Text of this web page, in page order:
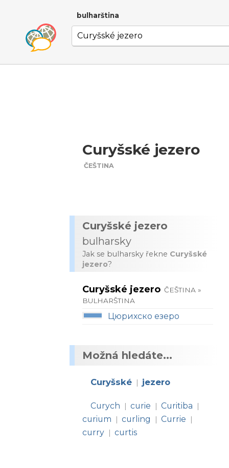
bulharština
Curyšské jezero
ČEŠTINA
Curyšské jezero
bulharsky
Jak se bulharsky řekne Curyšské
jezero?
Curyšské jezero ČEŠTINA »
BULHARŠTINA
Цюрихско езеро
Možná hledáte...
Curyšské | jezero
Curych | curie | Curitiba |
curium | curling | Currie |
curry | curtis